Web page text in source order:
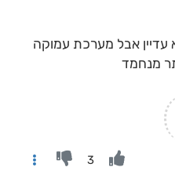
אבל מערכת עמוקה
מנחמד
3